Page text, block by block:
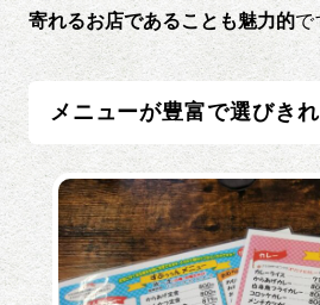
寄れるお店であることも魅力的で
メニューが豊富で選びきれ